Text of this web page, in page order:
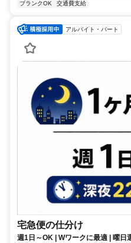
ブランクOK
交通費支給
アルバイト・パート
宅急便の仕分け
週1日～OK | Wワークに最適 | 曜日